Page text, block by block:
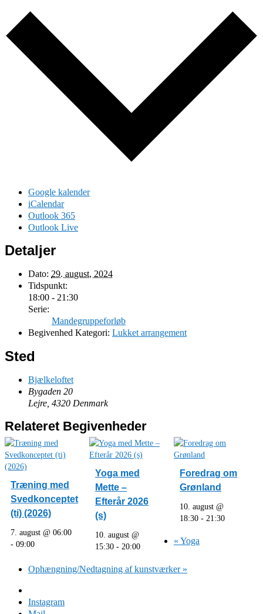
Google kalender
iCalendar
Outlook 365
Outlook Live
Detaljer
Dato: 29. august, 2024
Tidspunkt:
18:00 - 21:30
Serie:
Mandegruppeforløb
Begivenhed Kategori: Lukket arrangement
Sted
Bjælkeloftet
Bygaden 20
Lejre 4320 Denmark
Relateret Begivenheder
Træning med
Svedkonceptet
(ti) (2026)
7. august @ 06:00
-09:00
Yoga med
Mette –
Efterår 2026
(s)
10. august @
15:30 -20:00
Foredrag om
Grønland
10. august @
18:30 -21:30
« Yoga
Ophængning/Nedtagning af kunstværker »
Instagram